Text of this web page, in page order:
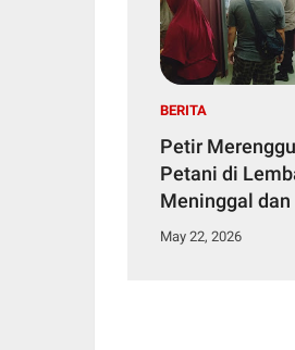
BERITA
Petir
Petani di
Meninggal dan
Dirawat Intensif
May 22, 2026